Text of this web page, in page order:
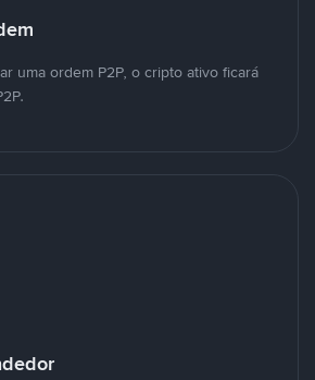
uma ordem P2P, o cripto ativo ficará